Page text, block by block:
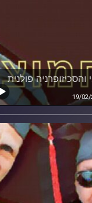
והסכיזופרניה פולנית
19/